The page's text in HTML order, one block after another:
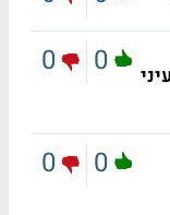
0
0
0
0